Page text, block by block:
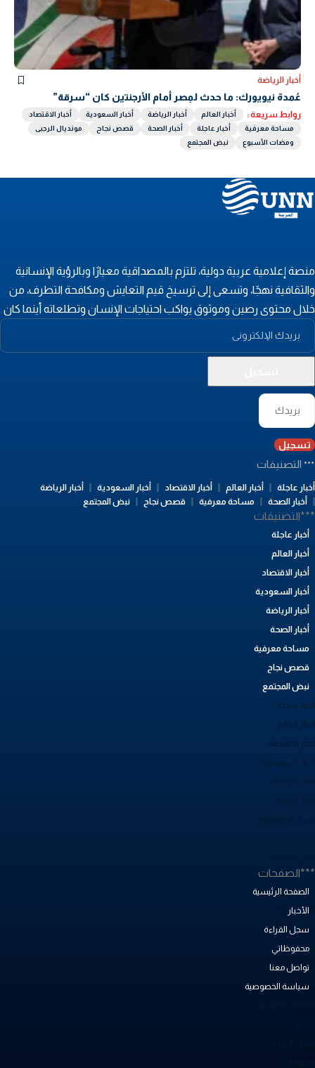
أخبار الرياضة
عُمدة نيويورك: ما حدث لمِصر أمام الأرجنتين كان “سرقة”
روابط سريعة : أخبار العالم أخبار الرياضة أخبار السعودية
أخبار الاقتصاد
مساحة معرفية
أخبار عاجلة أخبار الصحة قصص نجاح
مونديال الرجبى
ومضات الأسبوع
نبض المجتمع
إعلامية عربية دولية، تلتزم بالمصداقية معيارًا وبالرؤية الإنسانية
نهجًا، وتسعى إلى ترسيخ قيم التعايش ومكافحة التطرف، من
محتوى رصين وموثوق يواكب احتياجات الإنسان وتطلعاته أينما كان
تسجيل
التصنيفات
عاجلة أخبار العالم أخبار الاقتصاد أخبار السعودية
أخبار الرياضة
أخبار الصحة
مساحة معرفية قصص نجاح نبض المجتمع
أخبار عاجلة
أخبار العالم
أخبار الاقتصاد
أخبار السعودية
أخبار الرياضة
أخبار الصحة
مساحة معرفية
قصص نجاح
نبض المجتمع
عاجلة
العالم
الاقتصاد
الصفحة الرئيسية
الأخبار
سجل القراءة
محفوظاتي
تواصل معنا
سياسة الخصوصية